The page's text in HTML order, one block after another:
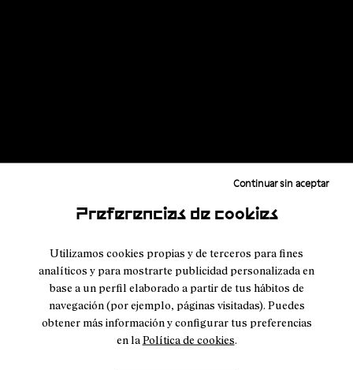
Preferencias de cookies
Utilizamos cookies propias y de terceros para fines
analíticos y para mostrarte publicidad personalizada en
base a un perfil elaborado a partir de tus hábitos de
navegación (por ejemplo, páginas visitadas). Puedes
obtener más información y configurar tus preferencias
en laPolítica de cookies
Continuar sin aceptar